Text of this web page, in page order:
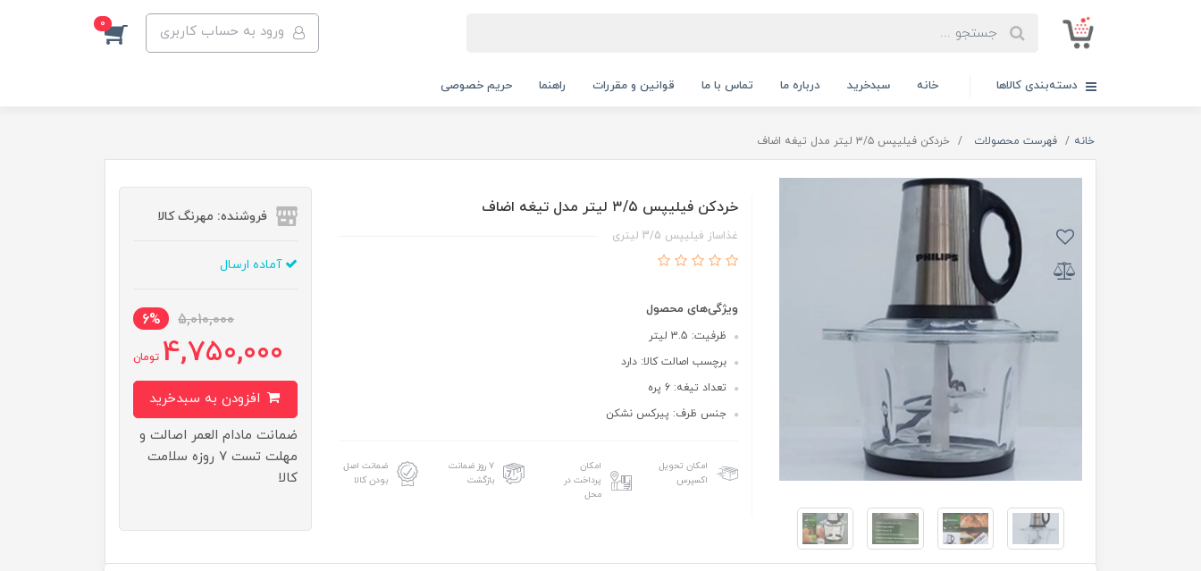
ورود به حساب کاربری 0
دسته‌بندی کالاها خانه سبدخرید درباره ما تماس با ما قوانین و مقررات راهنما حریم خصوصی
خانه فهرست محصولات خردکن فیلیپس ۳/۵ لیتر مدل تیغه اضاف
خردکن فیلیپس ۳/۵ لیتر مدل تیغه اضاف
غذاساز فیلیپس 3/5 لیتری
ویژگی‌های محصول
ظرفیت: 3.5 لیتر
برچسب اصالت کالا: دارد
تعداد تیغه: 6 پره
جنس ظرف: پیرکس نشکن
امکان تحویل
اکسپرس
امکان
پرداخت در
محل
۷ روز ضمانت
بازگشت
ضمانت اصل
بودن کالا
فروشنده: مهرنگ کالا
آماده ارسال
5,010,000
6%
4,750,000 تومان
ضمانت مادام العمر اصالت و
مهلت تست ۷ روزه سلامت
کالا